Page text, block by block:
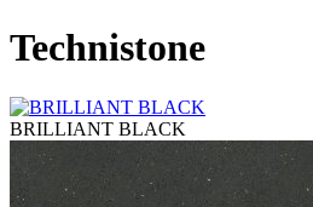
Technistone
BRILLIANT BLACK